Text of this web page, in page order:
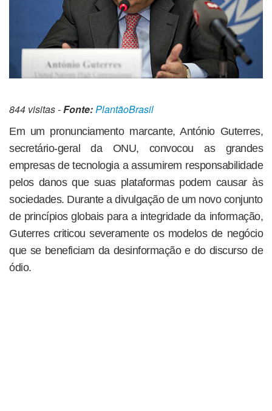
844 visitas -Fonte:PlantãoBrasil
Em um pronunciamento marcante, António Guterres,
secretário-geral da ONU, convocou as grandes
empresas de tecnologia a assumirem responsabilidade
pelos danos que suas plataformas podem causar às
sociedades. Durante a divulgação de um novo conjunto
de princípios globais para a integridade da informação,
Guterres criticou severamente os modelos de negócio
que se beneficiam da desinformação e do discurso de
ódio.